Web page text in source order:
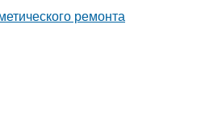
ремонта